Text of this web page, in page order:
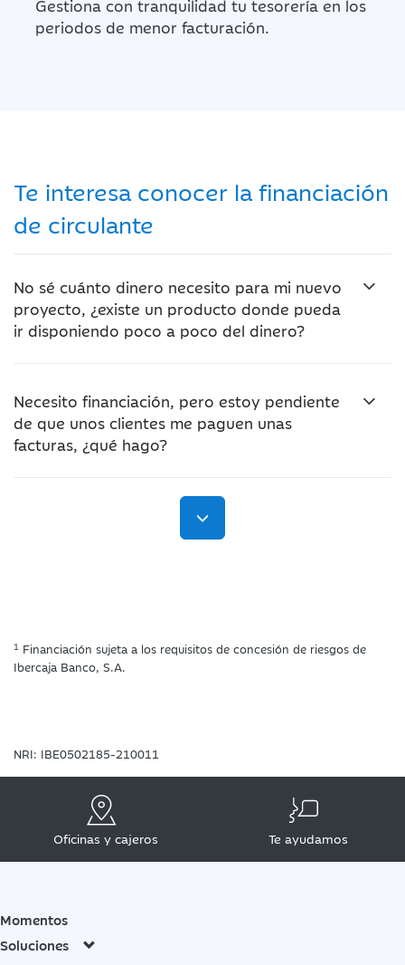
Gestiona con tranquilidad tu tesorería en los
periodos de menor facturación.
Te interesa conocer la financiación
de circulante
No sé cuánto dinero necesito para mi nuevo
proyecto, ¿existe un producto donde pueda
ir disponiendo poco a poco del dinero?
Necesito financiación, pero estoy pendiente
de que unos clientes me paguen unas
facturas, ¿qué hago?
1 Financiación sujeta a los requisitos de concesión de riesgos de
Ibercaja Banco, S.A.
NRI: IBE0502185-210011
Oficinas y cajeros Te ayudamos
Momentos
Soluciones